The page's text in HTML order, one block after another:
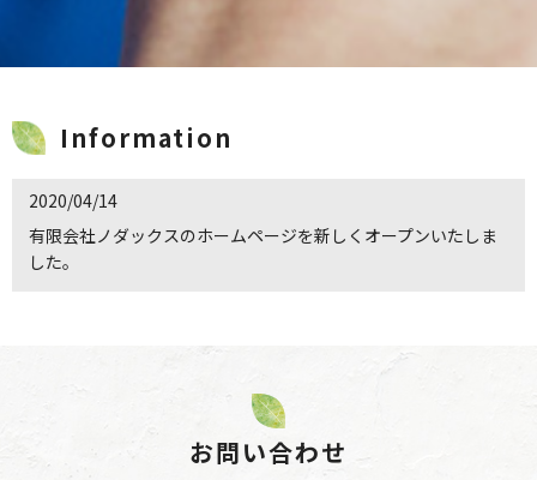
Information
2020/04/14
有限会社ノダックスのホームページを新しくオープンいたしま
した。
お問い合わせ